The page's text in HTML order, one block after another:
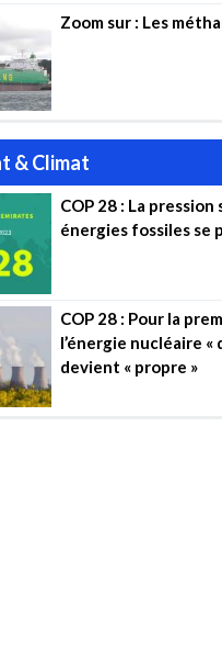
Zoom sur : Les
& Climat
COP 28 : La pression
énergies fossiles se
COP 28 : Pour la
l’énergie nucléaire «
devient « propre »